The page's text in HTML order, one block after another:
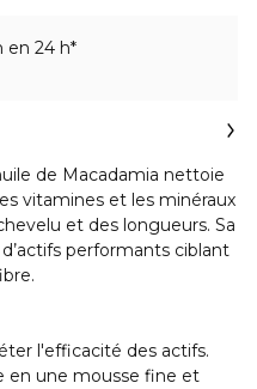
en 24 h*
de Macadamia nettoie
vitamines et les minéraux
et des longueurs. Sa
performants ciblant
l'efficacité des actifs.
en une mousse fine et